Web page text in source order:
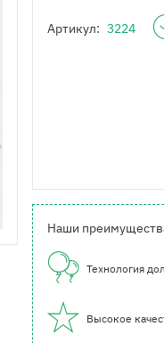
Артикул: 3224
Наши
Технология
Высокое